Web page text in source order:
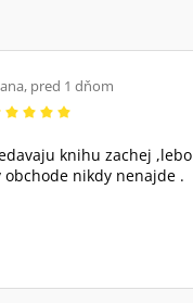
, pred 1 dňom
knihu zachej ,lebo
obchode nikdy nenajde .